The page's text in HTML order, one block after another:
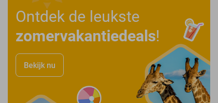
Ontdek de leukste
zomervakantiedeals!
Bekijk nu